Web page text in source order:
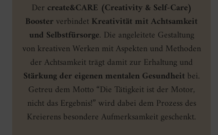
Der create&CARE (Creativity & Self-Care)
BoosterverbindetKreativität mit Achtsamkeit
und Selbstfürsorge. Die angeleitete Gestaltung
von kreativen Werken mit Aspekten und Methoden
der Achtsamkeit trägt damit zur Erhaltung und
Stärkung der eigenen mentalen Gesundheitbei.
Getreu dem Motto “Die Tätigkeit ist der Motor,
nicht das Ergebnis!” wird dabei dem Prozess des
Kreierens besondere Aufmerksamkeit geschenkt.